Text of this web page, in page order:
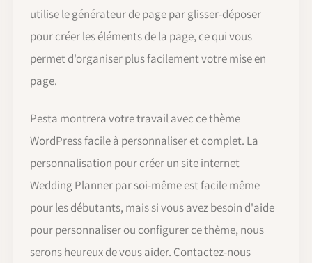
utilise le générateur de page par glisser-déposer
pour créer les éléments de la page, ce qui vous
permet d'organiser plus facilement votre mise en
page.
Pesta montrera votre travail avec ce thème
WordPress facile à personnaliser et complet. La
personnalisation pour créer un site internet
Wedding Planner par soi-même est facile même
pour les débutants, mais si vous avez besoin d'aide
pour personnaliser ou configurer ce thème, nous
serons heureux de vous aider. Contactez-nous